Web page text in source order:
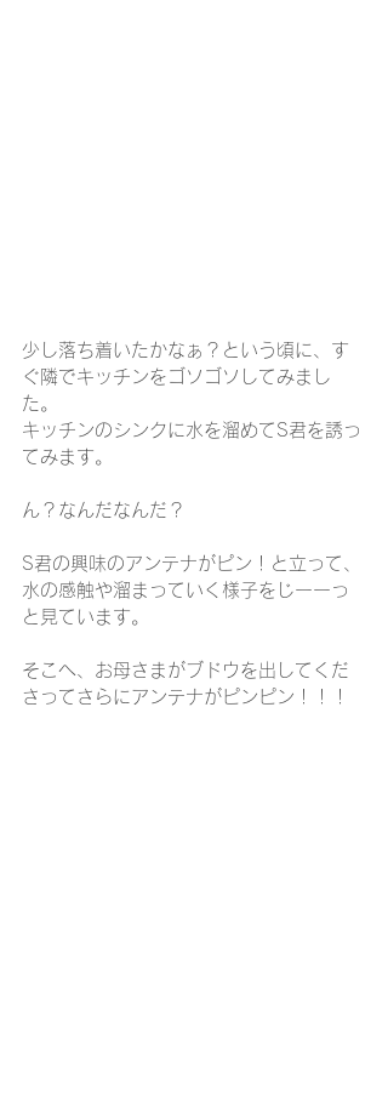
少し落ち着いたかなぁ？という頃に、す
ぐ隣でキッチンをゴソゴソしてみまし
た。
キッチンのシンクに水を溜めてS君を誘っ
てみます。
ん？なんだなんだ？
S君の興味のアンテナがピン！と立って、
水の感触や溜まっていく様子をじーーっ
と見ています。
そこへ、お母さまがブドウを出してくだ
さってさらにアンテナがピンピン！！！